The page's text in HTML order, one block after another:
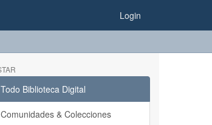
Login
Todo Biblioteca Digital
Comunidades & Colecciones